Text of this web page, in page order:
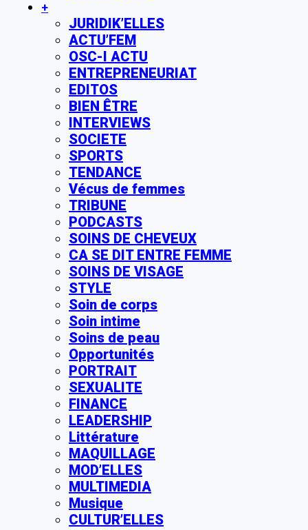
+
JURIDIK’ELLES
ACTU’FEM
OSC-I ACTU
ENTREPRENEURIAT
EDITOS
BIEN ÊTRE
INTERVIEWS
SOCIETE
SPORTS
TENDANCE
Vécus de femmes
TRIBUNE
PODCASTS
SOINS DE CHEVEUX
CA SE DIT ENTRE FEMME
SOINS DE VISAGE
STYLE
Soin de corps
Soin intime
Soins de peau
Opportunités
PORTRAIT
SEXUALITE
FINANCE
LEADERSHIP
Littérature
MAQUILLAGE
MOD’ELLES
MULTIMEDIA
Musique
CULTUR’ELLES